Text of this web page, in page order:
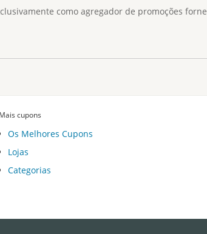
como agregador de promoções
Mais cupons
Os Melhores Cupons
Lojas
Categorias